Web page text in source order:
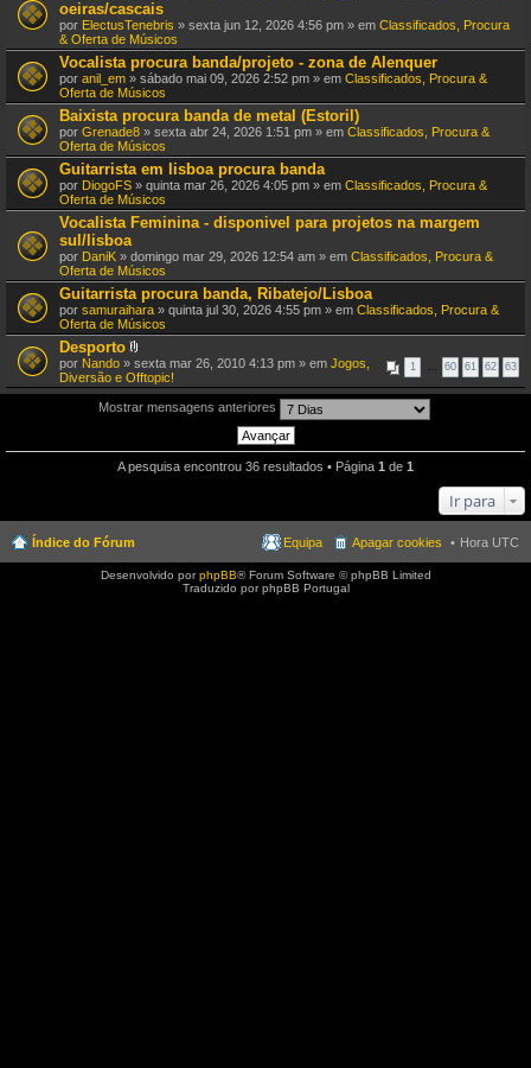
oeiras/cascais
por ElectusTenebris » sexta jun 12, 2026 4:56 pm » em Classificados, Procura
& Oferta de Músicos
Vocalista procura banda/projeto - zona de Alenquer
por anil_em » sábado mai 09, 2026 2:52 pm » em Classificados, Procura &
Oferta de Músicos
Baixista procura banda de metal (Estoril)
por Grenade8 » sexta abr 24, 2026 1:51 pm » em Classificados, Procura &
Oferta de Músicos
Guitarrista em lisboa procura banda
por DiogoFS » quinta mar 26, 2026 4:05 pm » em Classificados, Procura &
Oferta de Músicos
Vocalista Feminina - disponivel para projetos na margem
sul/lisboa
por DaniK » domingo mar 29, 2026 12:54 am » em Classificados, Procura &
Oferta de Músicos
Guitarrista procura banda, Ribatejo/Lisboa
por samuraihara » quinta jul 30, 2026 4:55 pm » em Classificados, Procura &
Oferta de Músicos
Desporto
A
n
e
x
o
1 60 61 62 63
por Nando » sexta mar 26, 2010 4:13 pm » em Jogos,
Diversão e Offtopic!
Mostrar mensagens anteriores
A pesquisa encontrou 36 resultados • Página 1 de 1
Ir para
Índice do Fórum Hora UTC
Apagar cookies
Equipa
Desenvolvido porphpBB® Forum Software © phpBB Limited
Traduzido por phpBB Portugal